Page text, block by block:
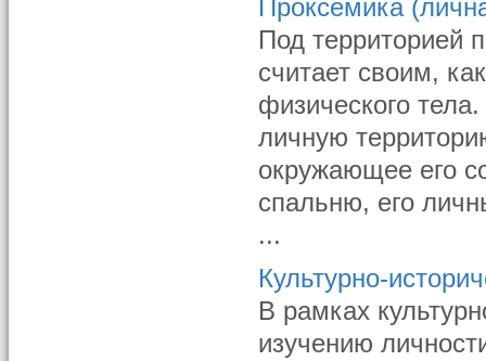
Проксемика
Под территорией
считает своим,
физического
личную
окружающее его
спальню, его
...
Культурно-
В рамках
изучению